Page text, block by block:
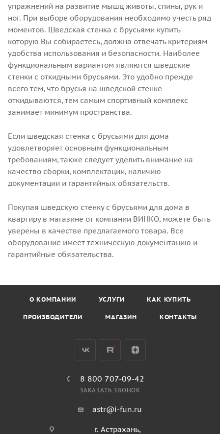
упражнений на развитие мышц животы, спины, рук и
ног. При выборе оборудования необходимо учесть ряд
моментов. Шведская стенка с брусьями купить
которую Вы собираетесь, должна отвечать критериям
удобства использования и безопасности. Наиболее
функциональным вариантом являются шведские
стенки с откидными брусьями. Это удобно прежде
всего тем, что брусья на шведской стенке
откидываются, тем самым спортивный комплекс
занимает минимум пространства.
Если шведская стенка с брусьями для дома
удовлетворяет основным функциональным
требованиям, также следует уделить внимание на
качество сборки, комплектации, наличию
документации и гарантийных обязательств.
Покупая шведскую стенку с брусьями для дома в
квартиру в магазине от компании ВИНКО, можете быть
уверены в качестве предлагаемого товара. Все
оборудование имеет техническую документацию и
гарантийные обязательства.
О КОМПАНИИ УСЛУГИ КАК КУПИТЬ
ПРОИЗВОДИТЕЛИ МАГАЗИН КОНТАКТЫ
8 800 707-09-42
ЗАКАЗАТЬ ЗВОНОК
astr@i-fun.ru
г. Астрахань,